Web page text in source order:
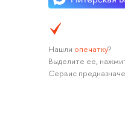
Нашли опечатку?
Выделите её,
Сервис